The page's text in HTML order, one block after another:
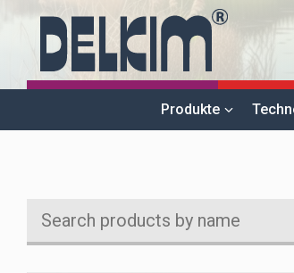
Produkte
lila
Search